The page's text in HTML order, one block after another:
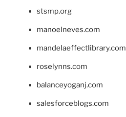
stsmp.org
manoelneves.com
mandelaeffectlibrary.com
roselynns.com
balanceyoganj.com
salesforceblogs.com